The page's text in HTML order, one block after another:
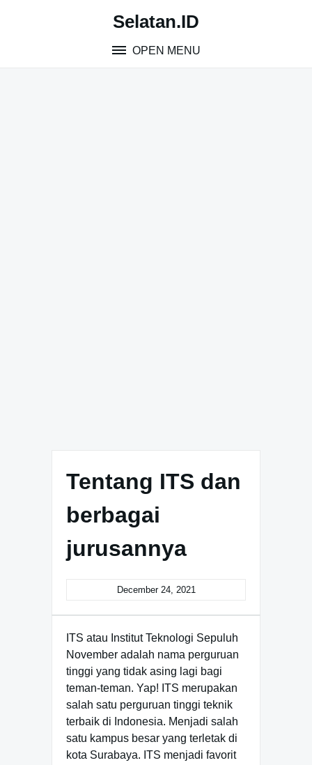
Selatan.ID
OPEN MENU
Tentang ITS dan
berbagai
jurusannya
December 24, 2021
ITS atau Institut Teknologi Sepuluh
November adalah nama perguruan
tinggi yang tidak asing lagi bagi
teman-teman. Yap! ITS merupakan
salah satu perguruan tinggi teknik
terbaik di Indonesia. Menjadi salah
satu kampus besar yang terletak di
kota Surabaya. ITS menjadi favorit